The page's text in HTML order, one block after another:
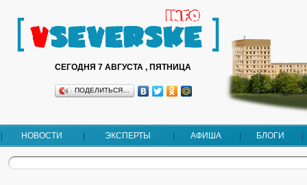
СЕГОДНЯ 7 АВГУСТА , ПЯТНИЦА
ПОДЕЛИТЬСЯ…
НОВОСТИ ЭКСПЕРТЫ АФИША БЛОГИ